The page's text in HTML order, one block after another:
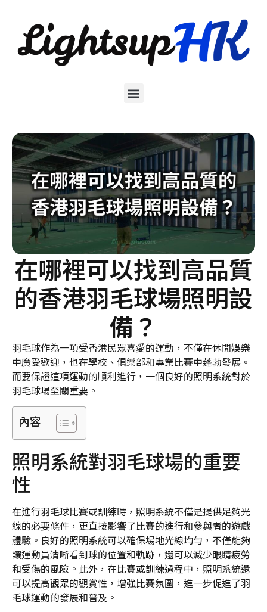
在哪裡可以找到高品質
的香港羽毛球場照明設
備？
羽毛球作為一項受香港民眾喜愛的運動，不僅在休閒娛樂
中廣受歡迎，也在學校、俱樂部和專業比賽中蓬勃發展。
而要保證這項運動的順利進行，一個良好的照明系統對於
羽毛球場至關重要。
內容
照明系統對羽毛球場的重要
性
在進行羽毛球比賽或訓練時，照明系統不僅是提供足夠光
線的必要條件，更直接影響了比賽的進行和參與者的遊戲
體驗。良好的照明系統可以確保場地光線均勻，不僅能夠
讓運動員清晰看到球的位置和軌跡，還可以減少眼睛疲勞
和受傷的風險。此外，在比賽或訓練過程中，照明系統還
可以提高觀眾的觀賞性，增強比賽氛圍，進一步促進了羽
毛球運動的發展和普及。